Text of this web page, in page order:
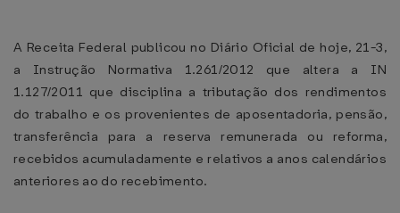
A Receita Federal publicou no Diário Oficial de hoje, 21-3,
a Instrução Normativa 1.261/2012 que altera a IN
1.127/2011 que disciplina a tributação dos rendimentos
do trabalho e os provenientes de aposentadoria, pensão,
transferência para a reserva remunerada ou reforma,
recebidos acumuladamente e relativos a anos calendários
anteriores ao do recebimento.